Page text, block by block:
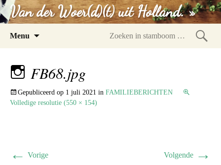
Van der Woer(d)(t) uit Holland. »
Menu
FB68.jpg
Gepubliceerd op 1 juli 2021 in FAMILIEBERICHTEN
Volledige resolutie (550 × 154)
← Vorige Volgende →